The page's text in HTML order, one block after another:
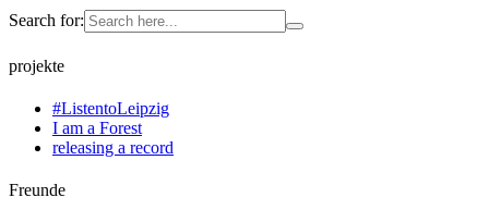
Search for:
projekte
#ListentoLeipzig
I am a Forest
releasing a record
Freunde